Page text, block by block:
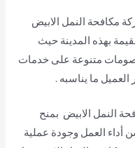
مكافحة النمل الابيض
بهذه المدينة حيث
متنوعة على خدمات
ما يناسبه .
النمل الابيض بمنح
العمل وجودة عملية